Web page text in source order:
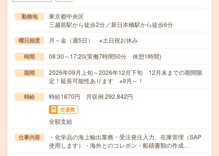
勤務地
東京都中央区
三越前駅から徒歩2分／新日本橋駅から徒歩6分
曜日頻度 月～金（週5日） ※土日祝お休み
時間 08:30～17:20(実働7時間50分 休憩1時間)
期間
2026年09月上旬～2026年12月下旬 12月末までの期間限
定！延長可能性あります ※9月～！
時給 時給1870円 月収例 292,842円
交通費
全額支給
仕事内容
・化学品の海上輸出業務・受注発注入力、在庫管理（SAP
使用します）・海外とのコレポン・船積書類の作成…